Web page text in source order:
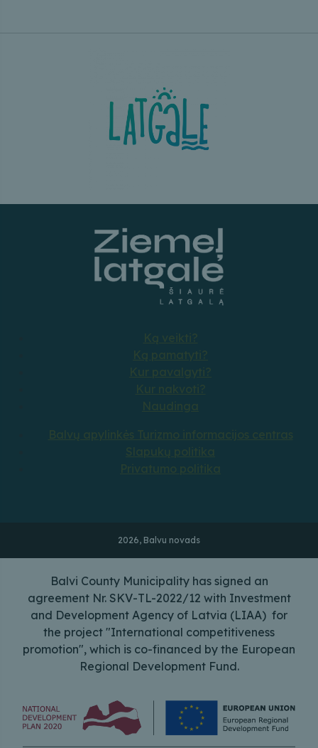
Ką veikti?
Ką pamatyti?
Kur pavalgyti?
Kur nakvoti?
Naudinga
Balvų apylinkės Turizmo informacijos centras
Slapukų politika
Privatumo politika
2026, Balvu novads
Balvi County Municipality has signed an
agreement Nr. SKV-TL-2022/12 with Investment
and Development Agency of Latvia (LIAA) for
the project "International competitiveness
promotion", which is co-financed by the European
Regional Development Fund.